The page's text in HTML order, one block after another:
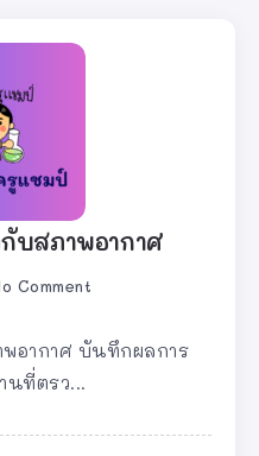
กับสภาพอากาศ
Comment
พอากาศ บันทึกผลการ
นที่ตรว...